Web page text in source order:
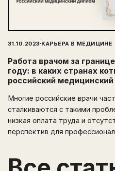
31.10.2023·КАРЬЕРА В МЕДИЦИНЕ
Работа врачом за
году: в каких странах
российский
Многие российские врачи
сталкиваются с такими
низкая оплата труда и
перспектив для
горизонты и возможности. В